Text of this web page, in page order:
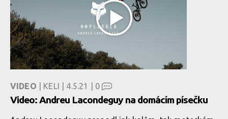
VIDEO | KELI | 4.5.21 | 0
Video: Andreu Lacondeguy na domácím písečku